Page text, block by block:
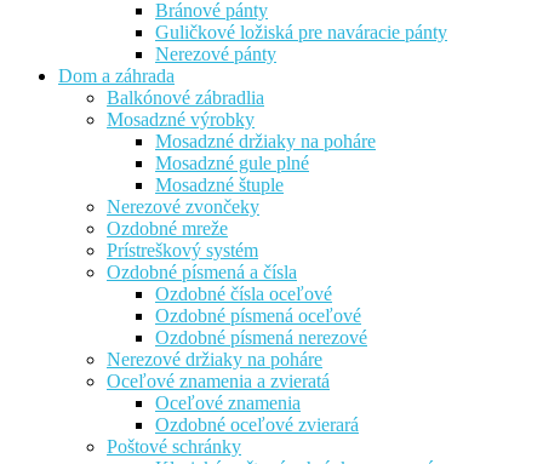
Bránové pánty
Guličkové ložiská pre naváracie pánty
Nerezové pánty
Dom a záhrada
Balkónové zábradlia
Mosadzné výrobky
Mosadzné držiaky na poháre
Mosadzné gule plné
Mosadzné štuple
Nerezové zvončeky
Ozdobné mreže
Prístreškový systém
Ozdobné písmená a čísla
Ozdobné čísla oceľové
Ozdobné písmená oceľové
Ozdobné písmená nerezové
Nerezové držiaky na poháre
Oceľové znamenia a zvieratá
Oceľové znamenia
Ozdobné oceľové zvierará
Poštové schránky